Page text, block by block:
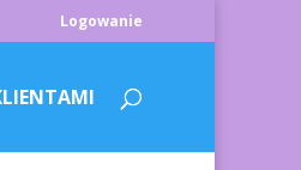
Logowanie